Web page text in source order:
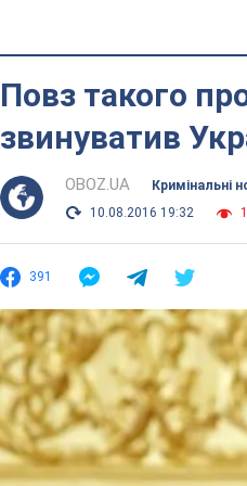
Повз такого
звинуватив
OBOZ.UA
Кримінальні
10.08.2016 19:32
391